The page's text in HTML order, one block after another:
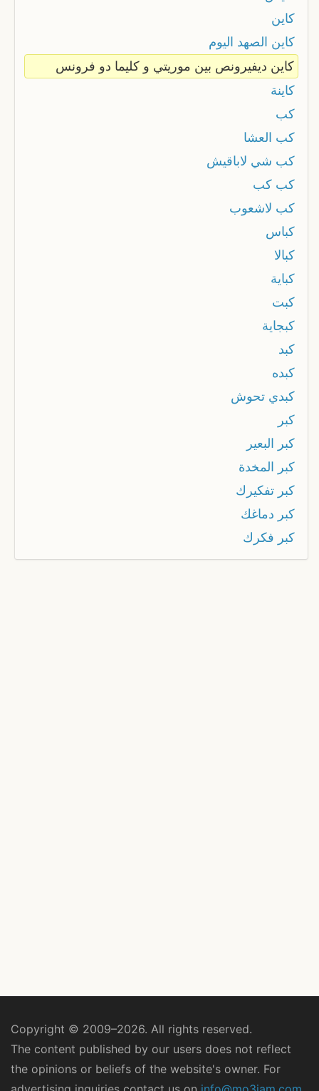
كاين
كاين الصهد اليوم
كاين ديفيرونص بين موريتي و كليما دو فرونس
كاينة
كب
كب العشا
كب شي لاباقيش
كب كب
كب لاشعوب
كباس
كبالا
كباية
كبت
كبجاية
كبد
كبده
كبدي تحوش
كبر
كبر البعير
كبر المخدة
كبر تفكيرك
كبر دماغك
كبر فكرك
Copyright © 2009–2026. All rights reserved.
The content published by our users does not reflect
the opinions or beliefs of the website's owner. For